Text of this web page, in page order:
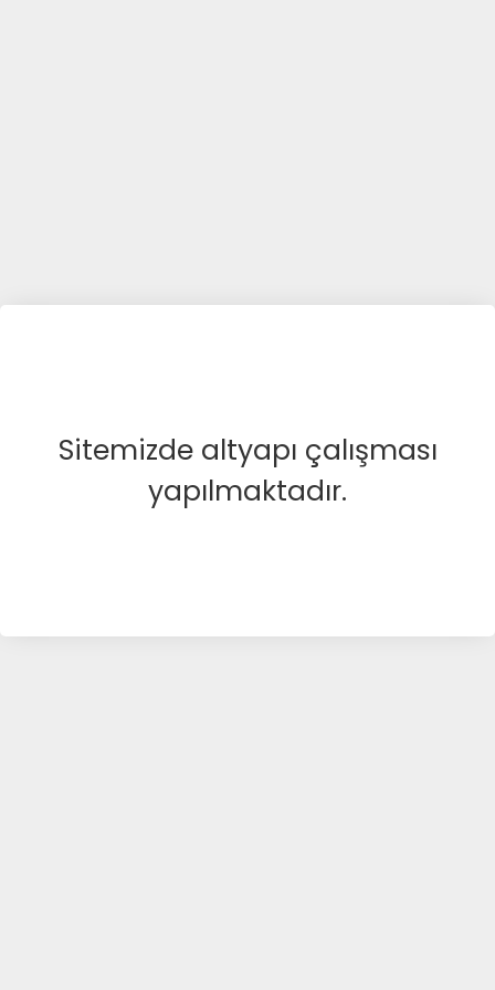
Sitemizde altyapı çalışması
yapılmaktadır.